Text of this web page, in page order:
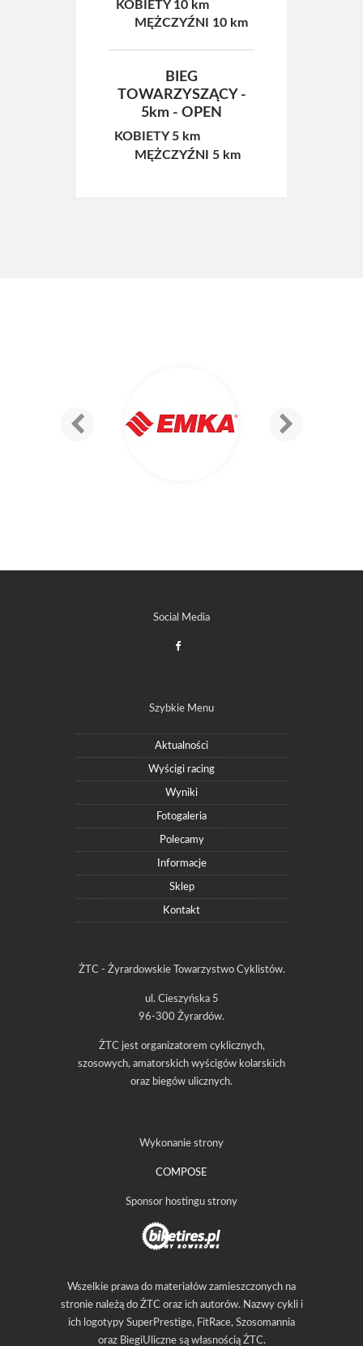
KOBIETY 10 km
MĘŻCZYŹNI 10 km
BIEG
TOWARZYSZĄCY -
5km - OPEN
KOBIETY 5 km
MĘŻCZYŹNI 5 km
Social Media
Szybkie Menu
Aktualności
Wyścigi racing
Wyniki
Fotogaleria
Polecamy
Informacje
Sklep
Kontakt
ŻTC - Żyrardowskie Towarzystwo Cyklistów.
ul. Cieszyńska 5
96-300 Żyrardów.
ŻTC jest organizatorem cyklicznych,
szosowych, amatorskich wyścigów kolarskich
oraz biegów ulicznych.
Wykonanie strony
COMPOSE
Sponsor hostingu strony
Wszelkie prawa do materiałów zamieszczonych na
stronie należą do ŻTC oraz ich autorów. Nazwy cykli i
ich logotypy SuperPrestige, FitRace, Szosomannia
oraz BiegiUliczne są własnością ŻTC.